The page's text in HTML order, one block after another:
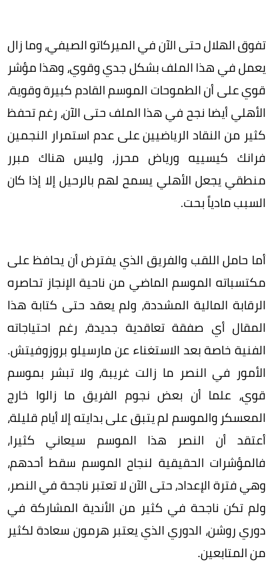
تفوق الهلال حتى الآن في الميركاتو الصيفي، وما زال
يعمل في هذا الملف بشكل جدي وقوي، وهذا مؤشر
قوي على أن الطموحات الموسم القادم كبيرة وقوية،
الأهلي أيضا نجح في هذا الملف حتى الآن، رغم تحفظ
كثير من النقاد الرياضيين على عدم استمرار النجمين
فرانك كيسييه ورياض محرز، وليس هناك مبرر
منطقي يجعل الأهلي يسمح لهم بالرحيل إلا إذا كان
السبب مادياً بحت.
أما حامل اللقب والفريق الذي يفترض أن يحافظ على
مكتسباته الموسم الماضي من ناحية الإنجاز تحاصره
الرقابة المالية المشددة، ولم يعقد حتى كتابة هذا
المقال أي صفقة تعاقدية جديدة، رغم احتياجاته
الفنية خاصة بعد الاستغناء عن مارسيلو بروزوفيتش.
الأمور في النصر ما زالت غريبة، ولا تبشر بموسم
قوي، علما أن بعض نجوم الفريق ما زالوا خارج
المعسكر والموسم لم يتبق على بدايته إلا أيام قليلة،
أعتقد أن النصر هذا الموسم سيعاني كثيرا،
فالمؤشرات الحقيقية لنجاح الموسم سقط أحدهم،
وهي فترة الإعداد، حتى الآن لا تعتبر ناجحة في النصر،
ولم تكن ناجحة في كثير من الأندية المشاركة في
دوري روشن، الدوري الذي يعتبر هرمون سعادة لكثير
من المتابعين.